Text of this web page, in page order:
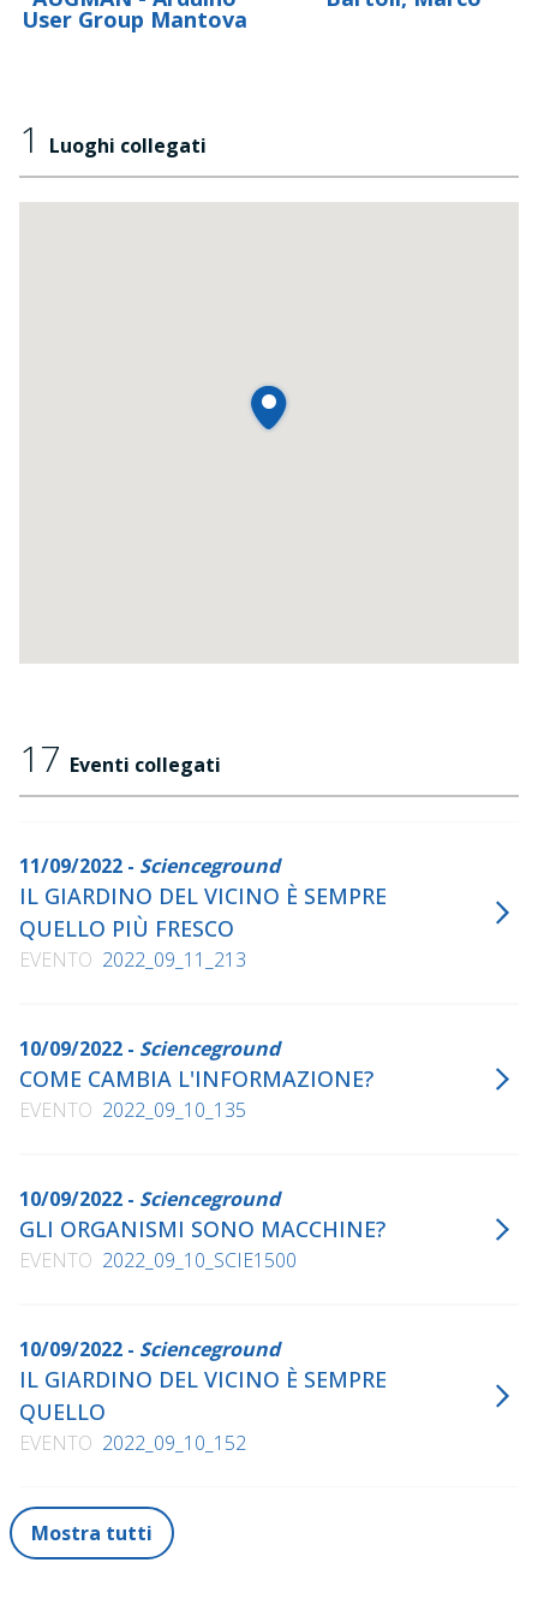
User Group Mantova
1 Luoghi collegati
17 Eventi collegati
11/09/2022 - Scienceground
IL GIARDINO DEL VICINO È SEMPRE
QUELLO PIÙ FRESCO
EVENTO 2022_09_11_213
10/09/2022 - Scienceground
COME CAMBIA L'INFORMAZIONE?
EVENTO 2022_09_10_135
10/09/2022 - Scienceground
GLI ORGANISMI SONO MACCHINE?
EVENTO 2022_09_10_SCIE1500
10/09/2022 - Scienceground
IL GIARDINO DEL VICINO È SEMPRE
QUELLO
EVENTO 2022_09_10_152
Mostra tutti